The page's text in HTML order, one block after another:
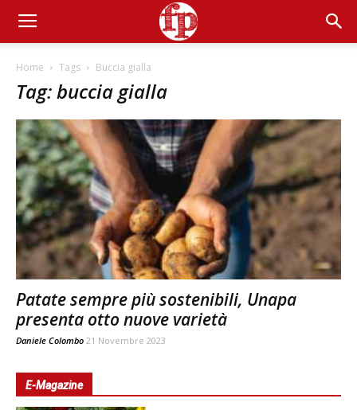
Home Tags Buccia gialla
Tag: buccia gialla
Patate sempre più sostenibili, Unapa
presenta otto nuove varietà
Daniele Colombo 21 Novembre 2023
E-Magazine